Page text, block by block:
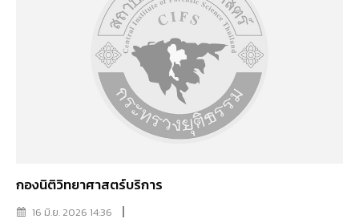
กองนิติวิทยาศาสตร์บริการ
16 มิ.ย. 2026 14:36